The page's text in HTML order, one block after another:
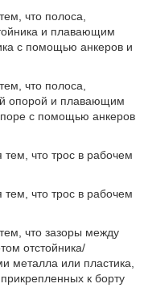
что полоса,
и плавающим
с помощью анкеров и
что полоса,
опорой и плавающим
с помощью анкеров
что трос в рабочем
что трос в рабочем
что зазоры между
отстойника/
металла или пластика,
к борту